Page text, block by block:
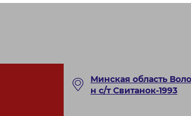
Минская область
н с/т Свитанок-1993